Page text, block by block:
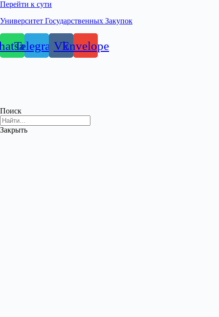
Перейти к сути
Университет Государственных Закупок
TelegramVkEnvelope
Поиск
Закрыть